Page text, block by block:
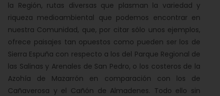
la Región, rutas diversas que plasman la variedad y
riqueza medioambiental que podemos encontrar en
nuestra Comunidad, que, por citar sólo unos ejemplos,
ofrece paisajes tan opuestos como pueden ser los de
Sierra Espuña con respecto a los del Parque Regional de
las Salinas y Arenales de San Pedro, o los costeros de la
Azohía de Mazarrón en comparación con los de
Cañaverosa y el Cañón de Almadenes. Todo ello sin